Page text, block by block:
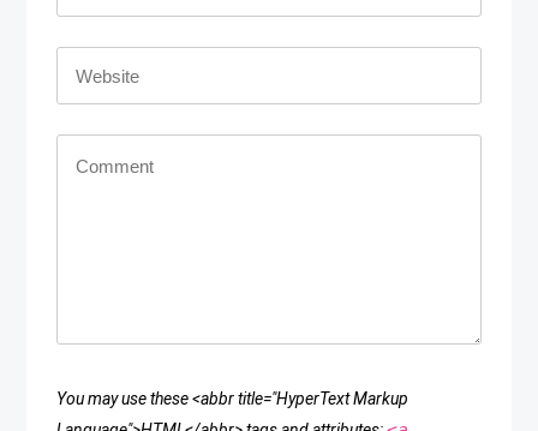
You may use these <abbr title="HyperText Markup